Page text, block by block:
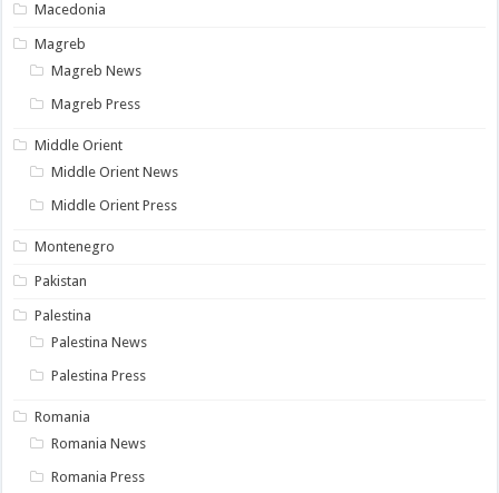
Macedonia
Magreb
Magreb News
Magreb Press
Middle Orient
Middle Orient News
Middle Orient Press
Montenegro
Pakistan
Palestina
Palestina News
Palestina Press
Romania
Romania News
Romania Press